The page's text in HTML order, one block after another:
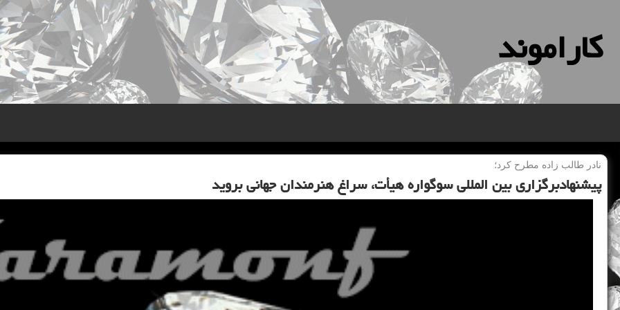
كاراموند
نادر طالب زاده مطرح كرد؛
پیشنهادبرگزاری بین المللی سوگواره هیأت، سراغ هنرمندان جهانی بروید